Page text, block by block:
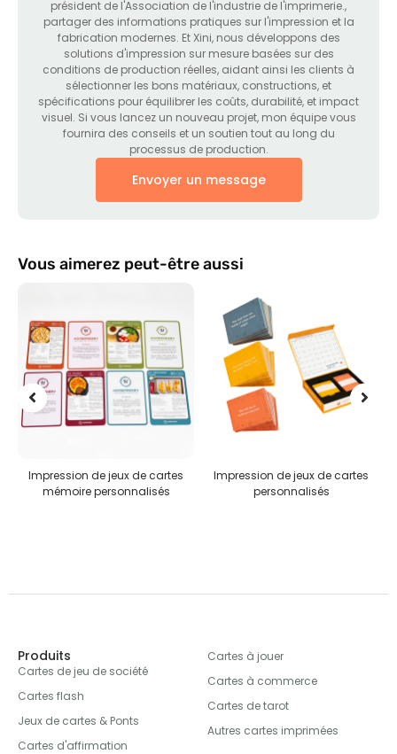
président de l'Association de l'industrie de l'imprimerie.,
partager des informations pratiques sur l'impression et la
fabrication modernes. Et Xini, nous développons des
solutions d'impression sur mesure basées sur des
conditions de production réelles, aidant ainsi les clients à
sélectionner les bons matériaux, constructions, et
spécifications pour équilibrer les coûts, durabilité, et impact
visuel. Si vous lancez un nouveau projet, mon équipe vous
fournira des conseils et un soutien tout au long du
processus de production.
Envoyer un message
Vous aimerez peut-être aussi
Impression de jeux de cartes
personnalisés
Puzzles personnalisés
Produits
Cartes de jeu de société
Cartes flash
Jeux de cartes & Ponts
Cartes d'affirmation
Cartes à jouer
Cartes à commerce
Cartes de tarot
Autres cartes imprimées